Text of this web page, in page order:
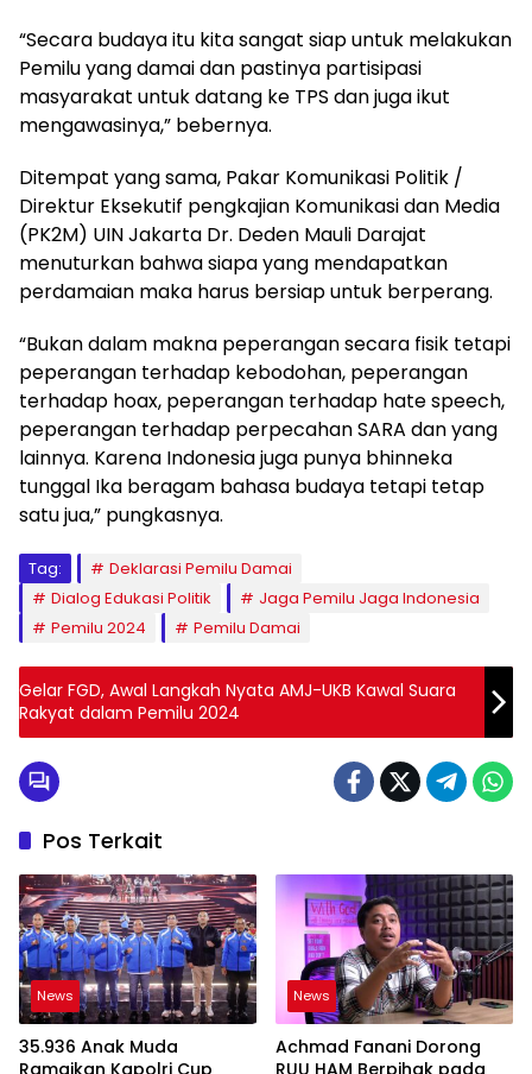
“Secara budaya itu kita sangat siap untuk melakukan
Pemilu yang damai dan pastinya partisipasi
masyarakat untuk datang ke TPS dan juga ikut
mengawasinya,” bebernya.
Ditempat yang sama, Pakar Komunikasi Politik /
Direktur Eksekutif pengkajian Komunikasi dan Media
(PK2M) UIN Jakarta Dr. Deden Mauli Darajat
menuturkan bahwa siapa yang mendapatkan
perdamaian maka harus bersiap untuk berperang.
“Bukan dalam makna peperangan secara fisik tetapi
peperangan terhadap kebodohan, peperangan
terhadap hoax, peperangan terhadap hate speech,
peperangan terhadap perpecahan SARA dan yang
lainnya. Karena Indonesia juga punya bhinneka
tunggal Ika beragam bahasa budaya tetapi tetap
satu jua,” pungkasnya.
Tag:
Deklarasi Pemilu Damai
Dialog Edukasi Politik
Jaga Pemilu Jaga Indonesia
Pemilu 2024
Pemilu Damai
Gelar FGD, Awal Langkah Nyata AMJ-UKB Kawal Suara
Rakyat dalam Pemilu 2024
Pos Terkait
News
35.936 Anak Muda
Ramaikan Kapolri Cup
News
Achmad Fanani Dorong
RUU HAM Berpihak pada